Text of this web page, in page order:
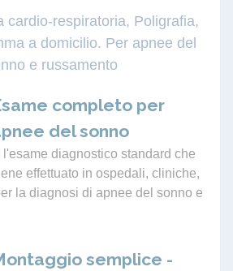
cardio-respiratoria, Poligrafia,
a domicilio. Per apnee del
e russamento
completo per
del sonno
l'esame diagnostico standard che
effettuato in ospedali, cliniche,
la diagnosi di apnee del sonno e
semplice -